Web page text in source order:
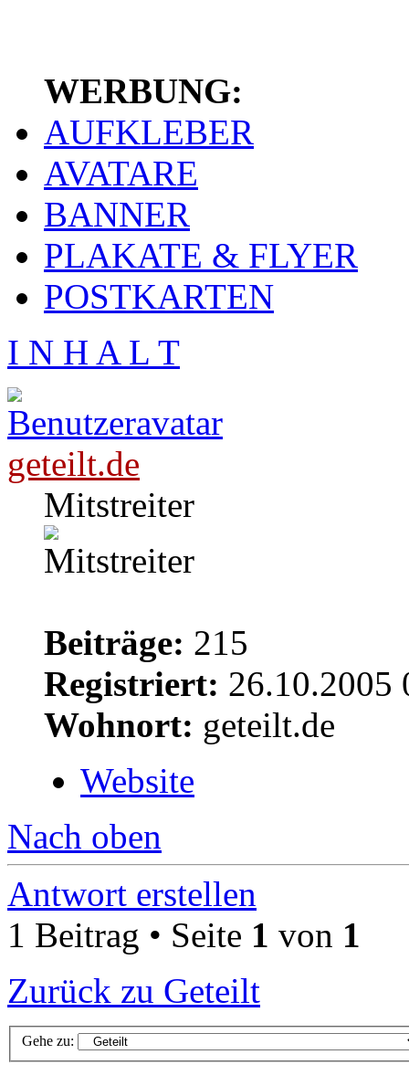
WERBUNG:
AUFKLEBER
AVATARE
BANNER
PLAKATE & FLYER
POSTKARTEN
I N H A L T
geteilt.de
Mitstreiter
Beiträge: 215
Registriert: 26.10.2005
Wohnort: geteilt.de
Website
Nach oben
Antwort erstellen
1 Beitrag • Seite 1 von 1
Zurück zu Geteilt
Gehe zu: